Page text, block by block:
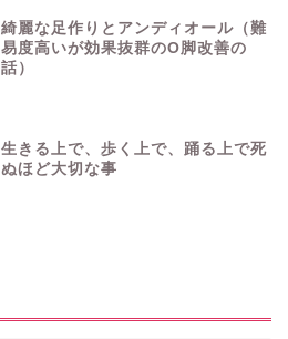
綺麗な足作りとアンディオール（難
易度高いが効果抜群のO脚改善の
話）
生きる上で、歩く上で、踊る上で死
ぬほど大切な事